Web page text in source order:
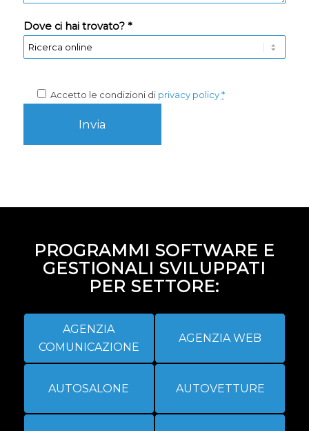
Dove ci hai trovato? *
Accetto le condizioni di privacy policy *
PROGRAMMI SOFTWARE E
GESTIONALI SVILUPPATI
PER SETTORE:
AGENZIA
COMUNICAZIONE
AGENZIA WEB
AUTOSALONE AUTOVETTURE